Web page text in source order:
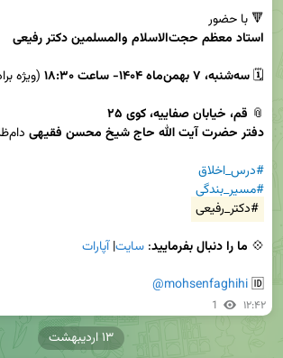
🔻 با حضور
استاد معظم حجت‌الاسلام والمسلمین دکتر رفیعی
🗓 سه‌شنبه، ۷ بهمن‌ماه ۱۴۰۴- ساعت ۱۸:۳۰
📎
دفتر حضرت آیت الله حاج شیخ محسن فقیهی
#درس_اخلاق
#مسیر_بندگی
#دکتر_رفیعی
💠 ما را دنبال بفرمایید: سایت| آپارات
🆔
@mohsenfaghihi
1 ۱۲:۴۲
۱۳ اردیبهشت